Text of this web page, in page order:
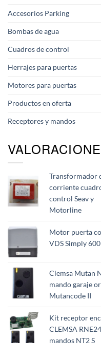
Accesorios Parking
Bombas de agua
Cuadros de control
Herrajes para puertas
Motores para puertas
Productos en oferta
Receptores y mandos
Transformador
corriente
control Seav y
Motorline
Motor puerta
VDS Simply
Clemsa Mutan
mando garaje
Mutancode II
Kit receptor
CLEMSA
mandos NT2 S